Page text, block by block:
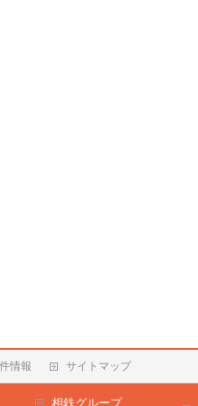
情報 サイトマップ
相鉄グループ